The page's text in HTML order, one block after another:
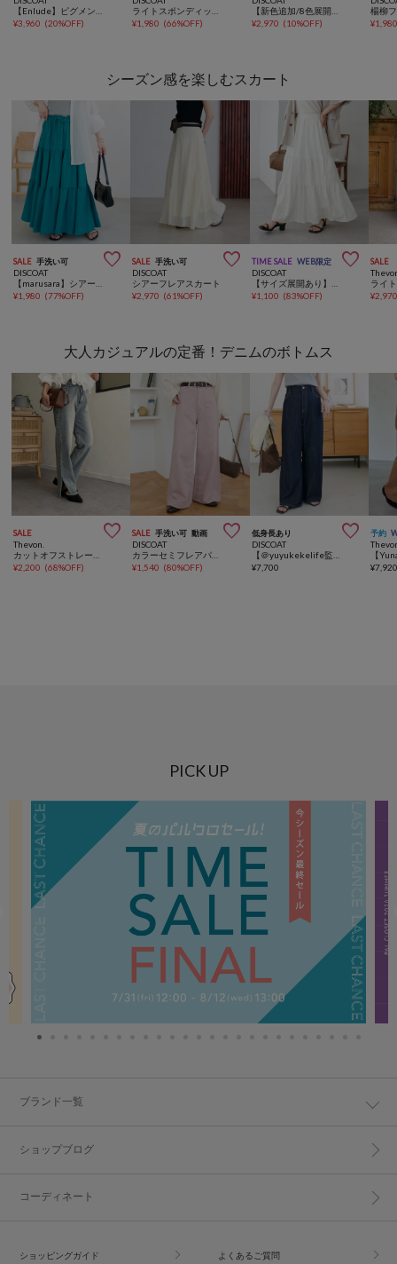
【Enlude】ピグメントアソートバンドTシャツ《ユニセックス》
¥3,960 (20%OFF)
ライトスポンディッシュ衿付Wジップ半袖カーディガン
¥1,980 (66%OFF)
【新色追加/8色展開】シアーリブ5分袖《WEB限定カラーあり》
¥2,970 (10%OFF) ¥
シーズン感を楽しむスカート
SALE 手洗い可 
DISCOAT
¥1,980 (77%OFF)
SALE 手洗い可 
DISCOAT
シアーフレアスカート
¥2,970 (61%OFF)
TIME SALE WEB限定 
DISCOAT
¥1,100 (83%OFF)
SALE
¥
大人カジュアルの定番！デニムのボトムス
SALE 
Thevon.
¥2,200 (68%OFF)
SALE 手洗い可 動画 
DISCOAT
¥1,540 (80%OFF)
低身長あり 
DISCOAT
¥7,700
予約
¥
PICK UP
ブランド一覧
ショップブログ
コーディネート
ショッピングガイド よくあるご質問